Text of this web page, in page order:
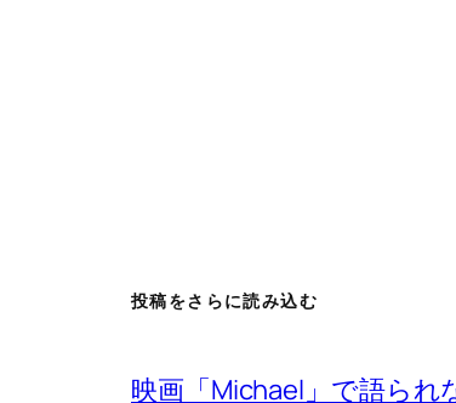
投稿をさらに読み込む
映画「Michael」で語られ